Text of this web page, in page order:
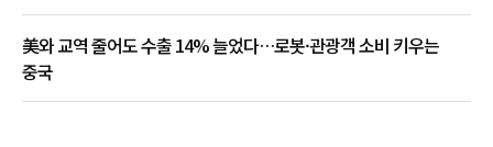
美와 교역 줄어도 수출 14% 늘었다…로봇·관광객 소비 키우는
중국